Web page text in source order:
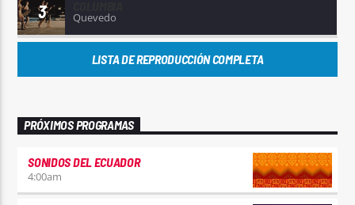
3 Quevedo
LISTA DE REPRODUCCIÓN COMPLETA
PRÓXIMOS PROGRAMAS
SONIDOS DEL ECUADOR
4:00am